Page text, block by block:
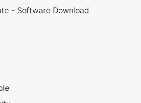
- Software Download